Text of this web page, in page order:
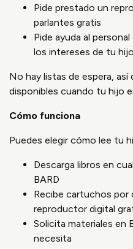
Pide prestado un
parlantes gratis
Pide ayuda al
los intereses de tu hijo
No hay listas de espera,
disponibles cuando tu hijo
Cómo funciona
Puedes elegir cómo lee tu
Descarga libros en
BARD
Recibe cartuchos por
reproductor digital
Solicita materiales en
necesita